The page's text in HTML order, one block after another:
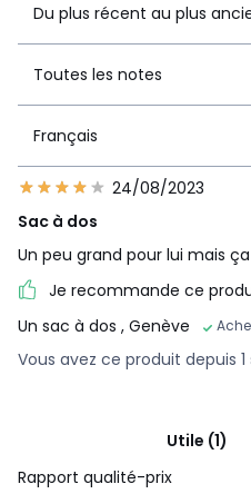
Du plus récent au plus
Toutes les notes
Français
24/08/2023
Sac à dos
Un peu grand pour lui mais
Je recommande ce
Un sac à dos , Genève
Vous avez ce produit depuis
Utile (1)
Rapport qualité-prix